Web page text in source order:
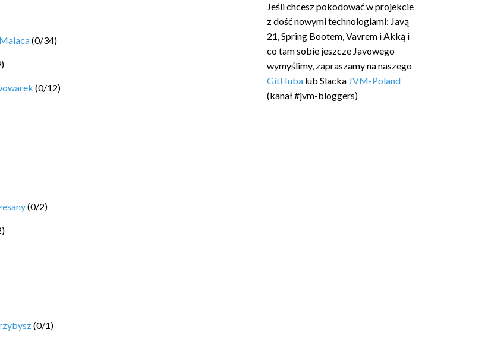
(0/34)
)
(0/12)
(0/2)
)
(0/1)
Jeśli chcesz pokodować w projekcie
z dość nowymi technologiami: Javą
21, Spring Bootem, Vavrem i Akką i
co tam sobie jeszcze Javowego
wymyślimy, zapraszamy na naszego
GitHuba lub Slacka JVM-Poland
(kanał #jvm-bloggers)